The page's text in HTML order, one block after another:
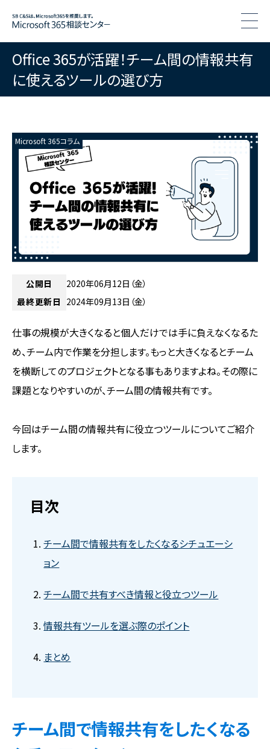
Office 365が活躍！チーム間の情報共有
に使えるツールの選び方
Microsoft 365コラム
公開日
2020年06月12日（金）
最終更新日 2024年09月13日（金）
仕事の規模が大きくなると個人だけでは手に負えなくなるた
め、チーム内で作業を分担します。もっと大きくなるとチーム
を横断してのプロジェクトとなる事もありますよね。その際に
課題となりやすいのが、チーム間の情報共有です。
今回はチーム間の情報共有に役立つツールについてご紹介
します。
目次
チーム間で情報共有をしたくなるシチュエーシ
ョン
チーム間で共有すべき情報と役立つツール
情報共有ツールを選ぶ際のポイント
まとめ
チーム間で情報共有をしたくなる